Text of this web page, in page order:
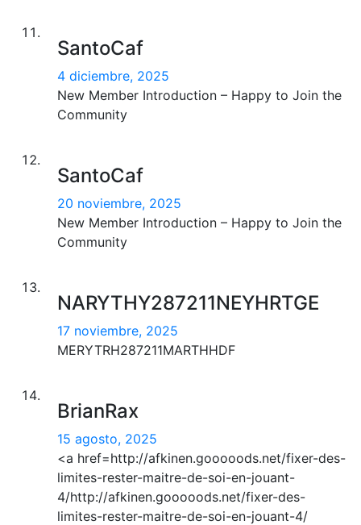
SantoCaf
4 diciembre, 2025
New Member Introduction – Happy to Join the
Community
SantoCaf
20 noviembre, 2025
New Member Introduction – Happy to Join the
Community
NARYTHY287211NEYHRTGE
17 noviembre, 2025
MERYTRH287211MARTHHDF
BrianRax
15 agosto, 2025
<a href=http://afkinen.gooooods.net/fixer-des-
limites-rester-maitre-de-soi-en-jouant-
4/http://afkinen.gooooods.net/fixer-des-
limites-rester-maitre-de-soi-en-jouant-4/